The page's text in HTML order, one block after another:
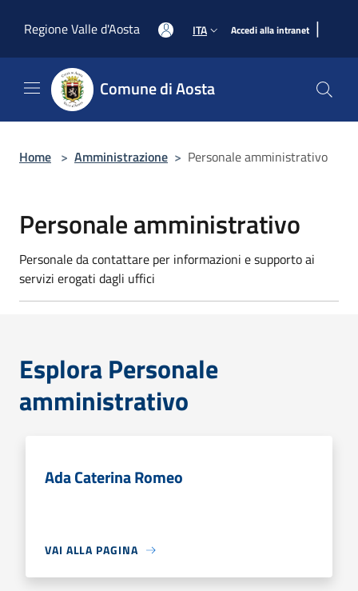
Regione Valle d'Aosta
ITA Accedi alla intranet |
Comune di Aosta
Home > Amministrazione > Personale amministrativo
Personale amministrativo
Personale da contattare per informazioni e supporto ai
servizi erogati dagli uffici
Esplora Personale
amministrativo
Ada Caterina Romeo
VAI ALLA PAGINA